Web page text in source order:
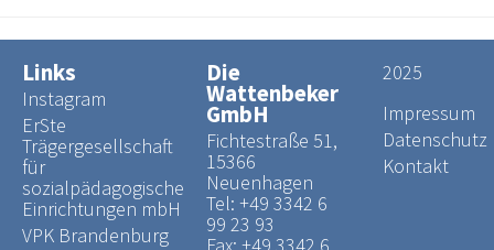
Links
Instagram
ErSte
Trägergesellschaft
für
sozialpädagogische
Einrichtungen mbH
VPK Brandenburg
Die
Wattenbeker
GmbH
Fichtestraße 51,
15366
Neuenhagen
Tel: +49 3342 6
99 23 93
2025
Impressum
Datenschutz
Kontakt